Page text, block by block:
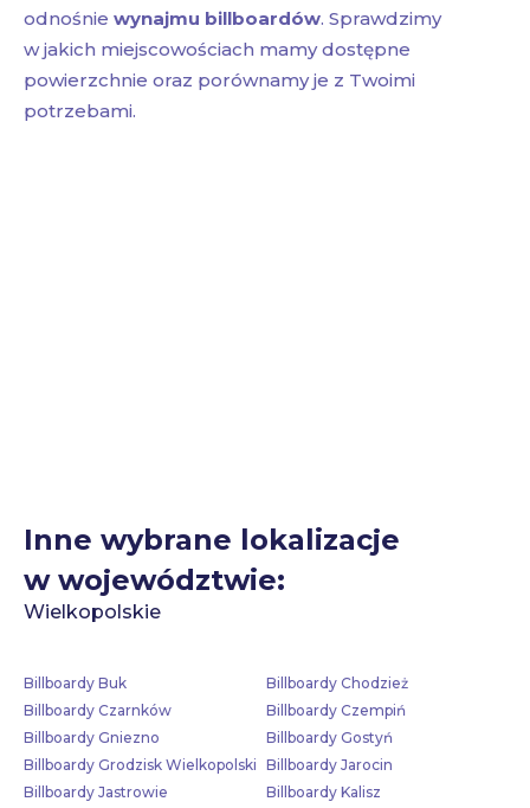
odnośnie wynajmu billboardów. Sprawdzimy
w jakich miejscowościach mamy dostępne
powierzchnie oraz porównamy je z Twoimi
potrzebami.
Inne wybrane lokalizacje
w województwie:
Wielkopolskie
Billboardy Buk
Billboardy Chodzież
Billboardy Czarnków
Billboardy Czempiń
Billboardy Gniezno
Billboardy Gostyń
Billboardy Grodzisk Wielkopolski Billboardy Jarocin
Billboardy Jastrowie
Billboardy Kalisz